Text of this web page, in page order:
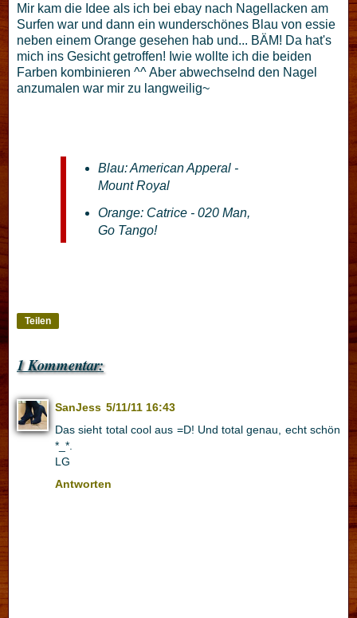
Mir kam die Idee als ich bei ebay nach Nagellacken am
Surfen war und dann ein wunderschönes Blau von essie
neben einem Orange gesehen hab und... BÄM! Da hat's
mich ins Gesicht getroffen! Iwie wollte ich die beiden
Farben kombinieren ^^ Aber abwechselnd den Nagel
anzumalen war mir zu langweilig~
Blau: American Apperal -
Mount Royal
Orange: Catrice - 020 Man,
Go Tango!
Teilen
1 Kommentar:
SanJess 5/11/11 16:43
Das sieht total cool aus =D! Und total genau, echt schön
*_*.
LG
Antworten